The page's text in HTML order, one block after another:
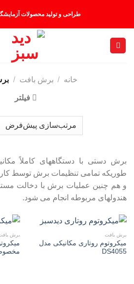
content
طراحی و تولید محصولات
خانه / برش بافت /
فیلتر
برش دستی با دستگاههای کاملاً
طوریکه تمامی تنظیمات برش توسط
و هم چنین عملیات برش با دخالت
هندولهای مربوطه انجام می شود.
برش بافت
میکروتوم روتاری مکانیکی مدل
DS4055
برش